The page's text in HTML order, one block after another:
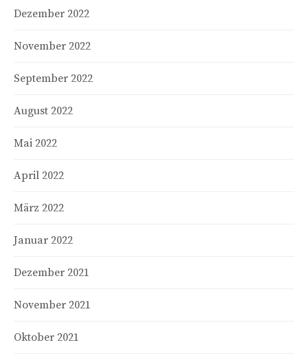
Dezember 2022
November 2022
September 2022
August 2022
Mai 2022
April 2022
März 2022
Januar 2022
Dezember 2021
November 2021
Oktober 2021